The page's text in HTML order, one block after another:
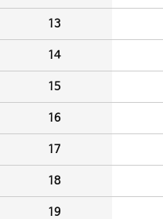
13
14
15
16
17
18
19